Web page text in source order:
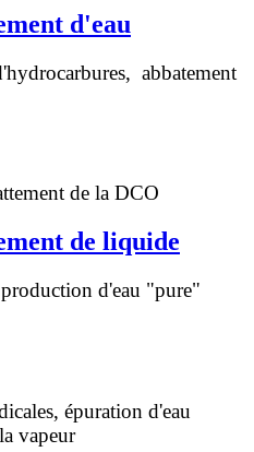
d'eau
abbatement
de la DCO
de liquide
d'eau "pure"
épuration d'eau
vapeur